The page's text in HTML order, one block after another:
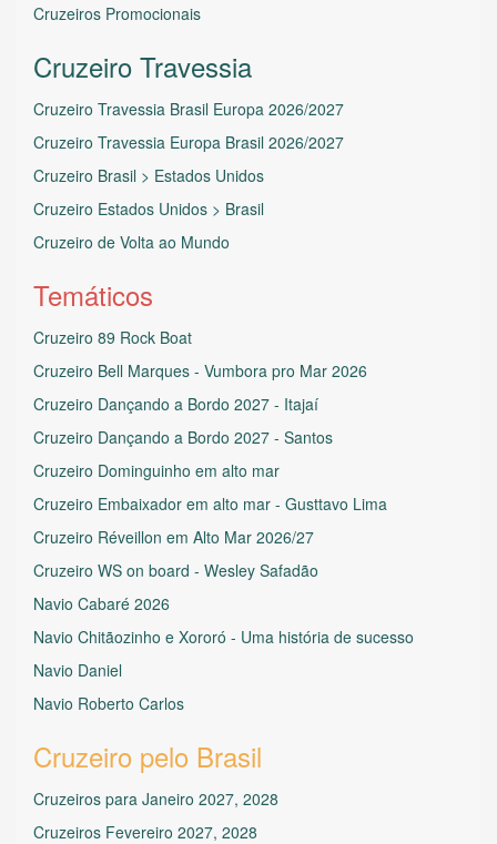
Cruzeiros Promocionais
Cruzeiro Travessia
Cruzeiro Travessia Brasil Europa 2026/2027
Cruzeiro Travessia Europa Brasil 2026/2027
Cruzeiro Brasil > Estados Unidos
Cruzeiro Estados Unidos > Brasil
Cruzeiro de Volta ao Mundo
Temáticos
Cruzeiro 89 Rock Boat
Cruzeiro Bell Marques - Vumbora pro Mar 2026
Cruzeiro Dançando a Bordo 2027 - Itajaí
Cruzeiro Dançando a Bordo 2027 - Santos
Cruzeiro Dominguinho em alto mar
Cruzeiro Embaixador em alto mar - Gusttavo Lima
Cruzeiro Réveillon em Alto Mar 2026/27
Cruzeiro WS on board - Wesley Safadão
Navio Cabaré 2026
Navio Chitãozinho e Xororó - Uma história de sucesso
Navio Daniel
Navio Roberto Carlos
Cruzeiro pelo Brasil
Cruzeiros para Janeiro 2027, 2028
Cruzeiros Fevereiro 2027, 2028